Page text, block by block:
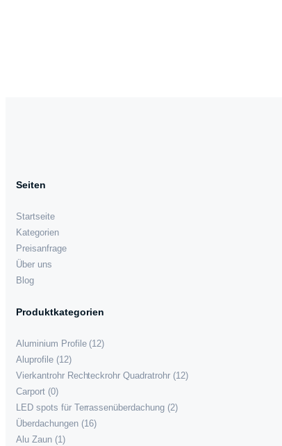
Seiten
Startseite
Kategorien
Preisanfrage
Über uns
Blog
Produktkategorien
Aluminium Profile (12)
Aluprofile (12)
Vierkantrohr Rechteckrohr Quadratrohr (12)
Carport (0)
LED spots für Terrassenüberdachung (2)
Überdachungen (16)
Alu Zaun (1)